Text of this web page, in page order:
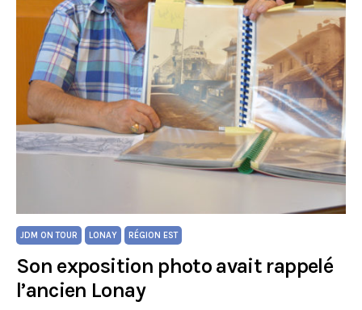
JDM ON TOUR LONAY RÉGION EST
Son exposition photo avait rappelé
l’ancien Lonay